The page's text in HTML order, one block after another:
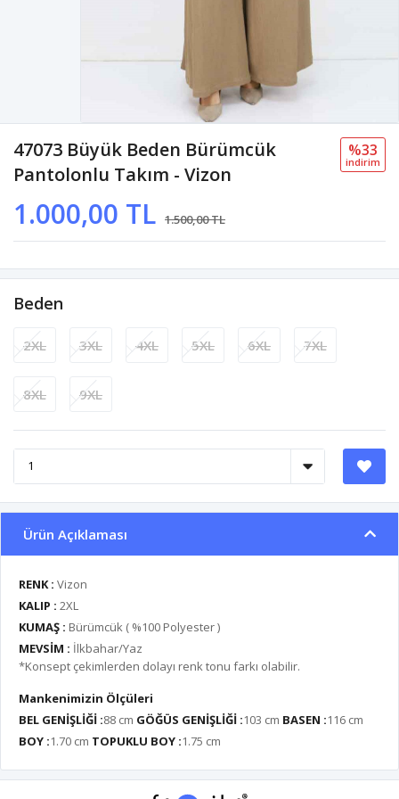
47073 Büyük Beden Bürümcük
Pantolonlu Takım - Vizon
1.000,00 TL 1.500,00 TL
%33
i̇ndi̇ri̇m
Beden
2XL 3XL 4XL 5XL 6XL 7XL
8XL 9XL
Ürün Açıklaması
RENK : Vizon
KALIP : 2XL
KUMAŞ : Bürümcük ( %100 Polyester )
MEVSİM : İlkbahar/Yaz
*Konsept çekimlerden dolayı renk tonu farkı olabilir.
Mankenimizin Ölçüleri
BEL GENİŞLİĞİ :88 cm GÖĞÜS GENİŞLİĞİ :103 cm BASEN :116 cm
BOY :1.70 cm TOPUKLU BOY :1.75 cm